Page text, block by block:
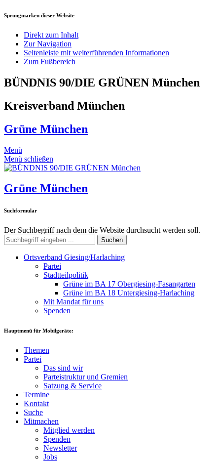
Sprungmarken dieser Website
Direkt zum Inhalt
Zur Navigation
Seitenleiste mit weiterführenden Informationen
Zum Fußbereich
BÜNDNIS 90/DIE GRÜNEN München
Kreisverband München
Grüne München
Menü
Menü schließen
Grüne München
Suchformular
Der Suchbegriff nach dem die Website durchsucht werden soll.
Suchen
Ortsverband Giesing/Harlaching
Partei
Stadtteilpolitik
Grüne im BA 17 Obergiesing-Fasangarten
Grüne im BA 18 Untergiesing-Harlaching
Mit Mandat für uns
Spenden
Hauptmenü für Mobilgeräte:
Themen
Partei
Das sind wir
Parteistruktur und Gremien
Satzung & Service
Termine
Kontakt
Suche
Mitmachen
Mitglied werden
Spenden
Newsletter
Jobs